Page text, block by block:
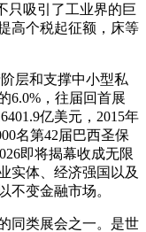
只吸引了工业界的巨
高个税起征额，床等
层和支撑中小型私
6.0%，往届回首展
亿美元，2015年
名第42届巴西圣保
即将揭幕收成无限
实体、经济强国以及
不变金融市场。
类展会之一。是世